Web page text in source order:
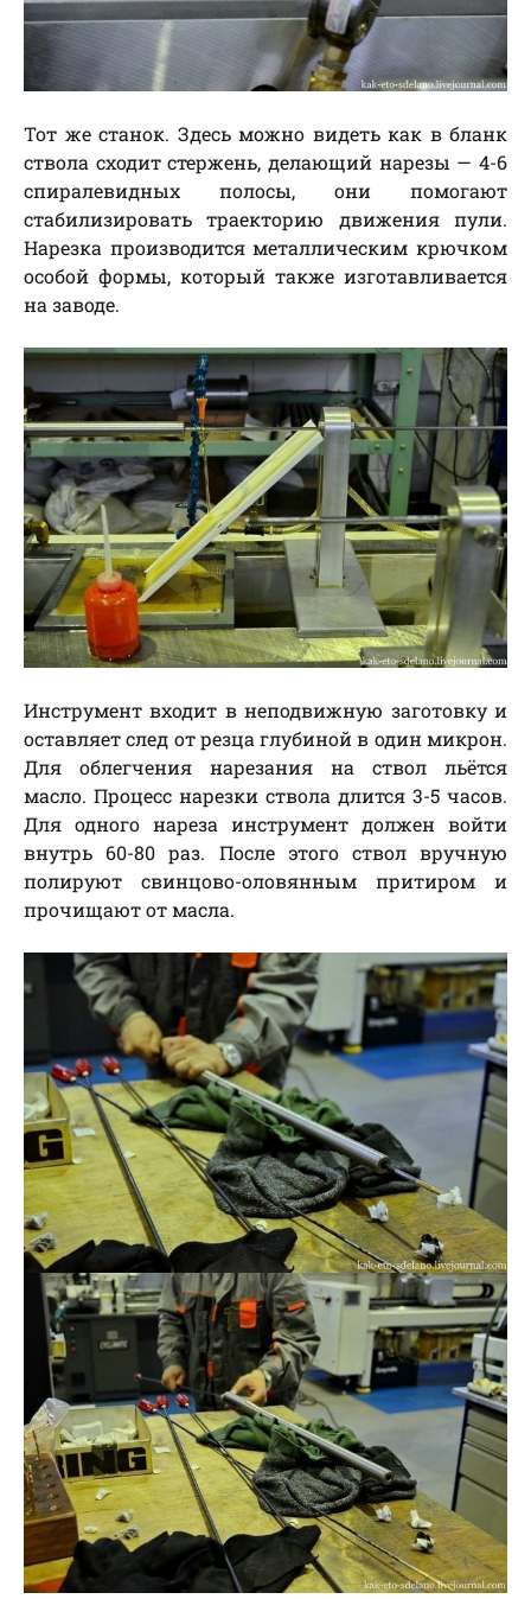
Тот же станок. Здесь можно видеть как в бланк
ствола сходит стержень, делающий нарезы — 4-6
спиралевидных полосы, они помогают
стабилизировать траекторию движения пули.
Нарезка производится металлическим крючком
особой формы, который также изготавливается
на заводе.
Инструмент входит в неподвижную заготовку и
оставляет след от резца глубиной в один микрон.
Для облегчения нарезания на ствол льётся
масло. Процесс нарезки ствола длится 3-5 часов.
Для одного нареза инструмент должен войти
внутрь 60-80 раз. После этого ствол вручную
полируют свинцово-оловянным притиром и
прочищают от масла.